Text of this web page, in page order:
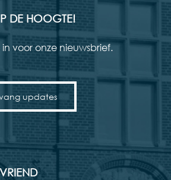
DE HOOGTE!
in voor onze nieuwsbrief.
updates